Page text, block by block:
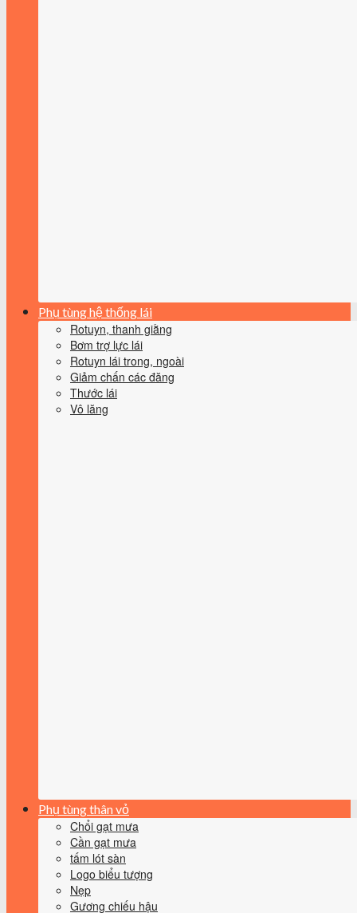
Phụ tùng hệ thống lái
Rotuyn, thanh giằng
Bơm trợ lực lái
Rotuyn lái trong, ngoài
Giảm chấn các đăng
Thước lái
Vô lăng
Phụ tùng thân vỏ
Chổi gạt mưa
Cần gạt mưa
tấm lót sàn
Logo biểu tượng
Nẹp
Gương chiếu hậu